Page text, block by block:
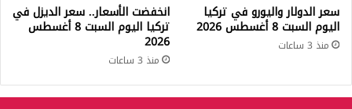
سعر الدولار واليورو في تركيا
اليوم السبت 8 أغسطس 2026
منذ 3 ساعات
انخفضت الأسعار.. سعر الديزل في
تركيا اليوم السبت 8 أغسطس
2026
منذ 3 ساعات